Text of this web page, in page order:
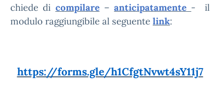
chiede di compilare–anticipatamente - il
modulo raggiungibile al seguente link:
https://forms.gle/h1CfgtNvwt4sY11j7